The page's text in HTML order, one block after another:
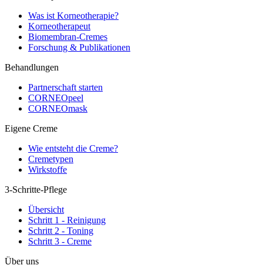
Was ist Korneotherapie?
Korneotherapeut
Biomembran-Cremes
Forschung & Publikationen
Behandlungen
Partnerschaft starten
CORNEOpeel
CORNEOmask
Eigene Creme
Wie entsteht die Creme?
Cremetypen
Wirkstoffe
3-Schritte-Pflege
Übersicht
Schritt 1 - Reinigung
Schritt 2 - Toning
Schritt 3 - Creme
Über uns